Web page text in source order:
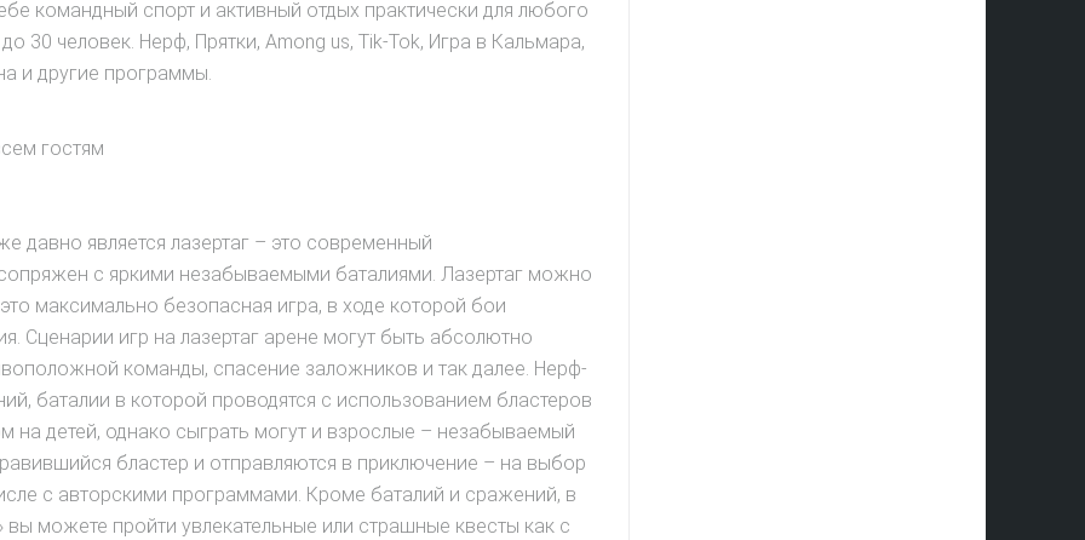
командный спорт и активный отдых практически для любого
30 человек. Нерф, Прятки, Among us, Tik-Tok, Игра в Кальмара,
и другие программы.
гостям
давно является лазертаг – это современный
с яркими незабываемыми баталиями. Лазертаг можно
максимально безопасная игра, в ходе которой бои
Сценарии игр на лазертаг арене могут быть абсолютно
команды, спасение заложников и так далее. Нерф-
баталии в которой проводятся с использованием бластеров
на детей, однако сыграть могут и взрослые – незабываемый
бластер и отправляются в приключение – на выбор
с авторскими программами. Кроме баталий и сражений, в
можете пройти увлекательные или страшные квесты как с